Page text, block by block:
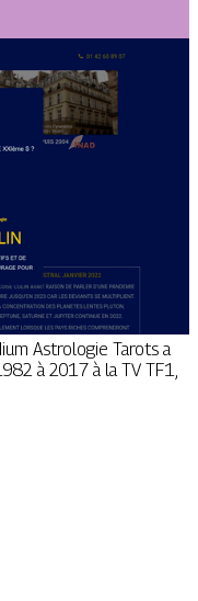
Astrologie Tarots a
à 2017 à la TV TF1,